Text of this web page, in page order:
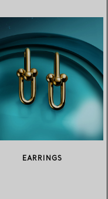
EARRINGS